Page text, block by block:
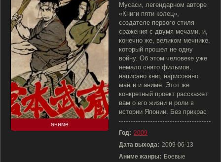
аниме
Мусаси, легендарном авторе
«Книги пяти колец»,
создателе первого стиля
сражения с двумя мечами, и,
конечно же, великом мечнике,
который прошел не одну
войну. Об этом человеке уже
немало снято фильмов,
написано книг, нарисовано
манги и аниме. Этот же
конкретный проект расскажет
вам о его жизни и роли в
истории Японии. Без прикрас
Год: 2009
Дата выхода: 2009-06-13
Аниме жанры: Боевые